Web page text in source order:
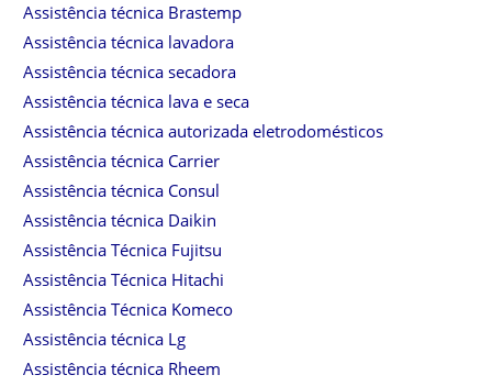
Assistência técnica Brastemp
Assistência técnica lavadora
Assistência técnica secadora
Assistência técnica lava e seca
Assistência técnica autorizada eletrodomésticos
Assistência técnica Carrier
Assistência técnica Consul
Assistência técnica Daikin
Assistência Técnica Fujitsu
Assistência Técnica Hitachi
Assistência Técnica Komeco
Assistência técnica Lg
Assistência técnica Rheem